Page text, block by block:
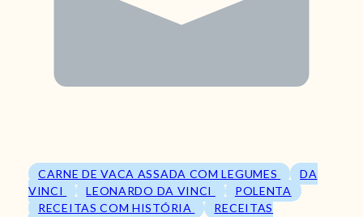
CARNE DE VACA ASSADA COM LEGUMES
DA
VINCI
LEONARDO DA VINCI
POLENTA
RECEITAS COM HISTÓRIA
RECEITAS